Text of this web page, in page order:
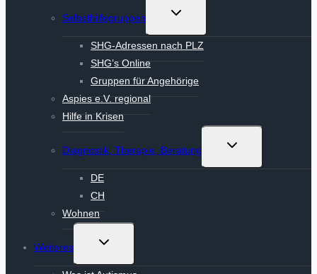
Selbsthilfegruppen
Untermenü
SHG-Adressen nach PLZ
SHG’s Online
Gruppen für Angehörige
Aspies e.V. regional
Hilfe in Krisen
Diagnostik, Therapie, Beratung
Untermenü
DE
CH
Wohnen
Weiteres
Untermenü